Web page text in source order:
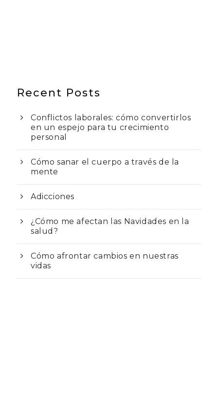
Recent Posts
Conflictos laborales: cómo convertirlos
en un espejo para tu crecimiento
personal
Cómo sanar el cuerpo a través de la
mente
Adicciones
¿Cómo me afectan las Navidades en la
salud?
Cómo afrontar cambios en nuestras
vidas